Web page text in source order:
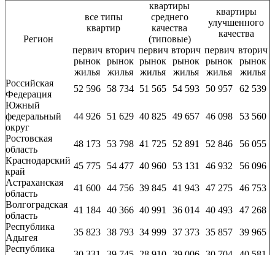
Регион
все типы
квартир
квартиры
среднего
качества
(типовые)
квартиры
улучшенного
качества
первич
рынок
жилья
вторич
рынок
жилья
первич
рынок
жилья
вторич
рынок
жилья
первич
рынок
жилья
вторич
рынок
жилья
Российская
Федерация
52 596 58 734 51 565 54 593 50 957
62 539
Южный
федеральный
округ
44 926 51 629 40 825 49 657 46 098 53 560
Ростовская
область
48 173 53 798 41 725 52 891 52 846
56 055
Краснодарский
край
45 775 54 477 40 960 53 131 46 932
56 096
Астраханская
область
41 600 44 756 39 845 41 943 47 275
46 753
Волгоградская
область
41 184 40 366 40 991 36 014 40 493
47 268
Республика
Адыгея
35 823 38 793 34 999 37 373 35 857
39 965
Республика